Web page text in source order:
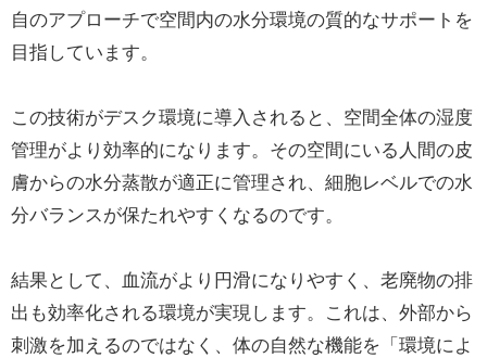
自のアプローチで空間内の水分環境の質的なサポートを
目指しています。
この技術がデスク環境に導入されると、空間全体の湿度
管理がより効率的になります。その空間にいる人間の皮
膚からの水分蒸散が適正に管理され、細胞レベルでの水
分バランスが保たれやすくなるのです。
結果として、血流がより円滑になりやすく、老廃物の排
出も効率化される環境が実現します。これは、外部から
刺激を加えるのではなく、体の自然な機能を「環境によ